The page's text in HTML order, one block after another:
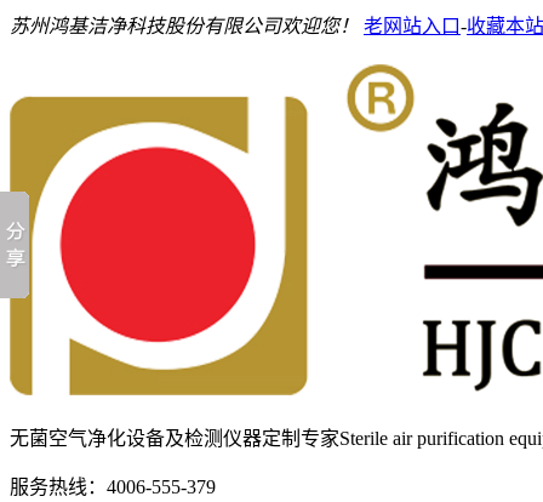
苏州鸿基洁净科技股份有限公司欢迎您！ 老网站入口-收藏本站
无菌空气净化设备及检测仪器定制专家Sterile air purification
服务热线： 4006-555-379